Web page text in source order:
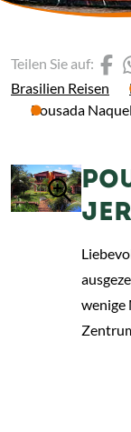
Brasilien Reisen
Pousada
Teilen Sie auf:
wenige